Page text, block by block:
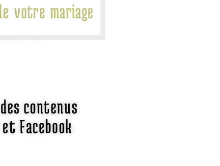
votre mariage
contenus
Facebook